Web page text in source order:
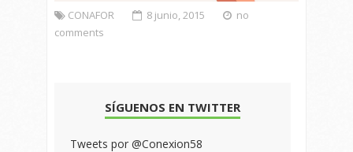
CONAFOR 8 junio, 2015
no
comments
SÍGUENOS EN TWITTER
Tweets por @Conexion58